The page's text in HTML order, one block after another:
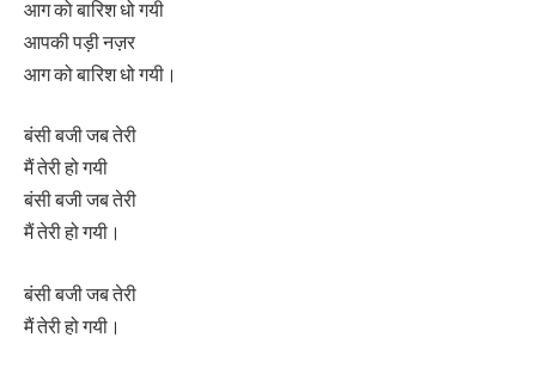
आग को बारिश धो गयी
आपकी पड़ी नज़र
आग को बारिश धो गयी।
बंसी बजी जब तेरी
मैं तेरी हो गयी
बंसी बजी जब तेरी
मैं तेरी हो गयी।
बंसी बजी जब तेरी
मैं तेरी हो गयी।